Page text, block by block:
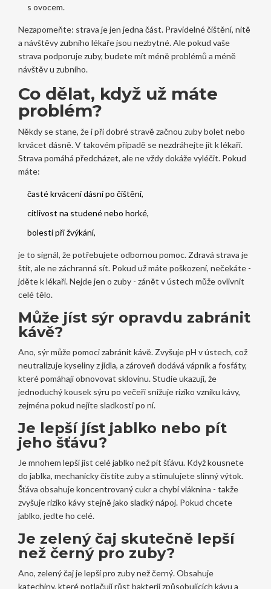
s ovocem.
Nezapomeňte: strava je jen jedna část. Pravidelné čištění, nitě
a návštěvy zubního lékaře jsou nezbytné. Ale pokud vaše
strava podporuje zuby, budete mít méně problémů a méně
návštěv u zubního.
Co dělat, když už máte
problém?
Někdy se stane, že i při dobré stravě začnou zuby bolet nebo
krvácet dásně. V takovém případě se nezdráhejte jít k lékaři.
Strava pomáhá předcházet, ale ne vždy dokáže vyléčit. Pokud
máte:
časté krvácení dásní po čištění,
citlivost na studené nebo horké,
bolesti při žvýkání,
je to signál, že potřebujete odbornou pomoc. Zdravá strava je
štít, ale ne záchranná sít. Pokud už máte poškození, nečekáte -
jděte k lékaři. Nejde jen o zuby - zánět v ústech může ovlivnit
celé tělo.
Může jíst sýr opravdu zabránit
kávě?
Ano, sýr může pomoci zabránit kávě. Zvyšuje pH v ústech, což
neutralizuje kyseliny z jídla, a zároveň dodává vápník a fosfáty,
které pomáhají obnovovat sklovinu. Studie ukazují, že
jednoduchý kousek sýru po večeři snižuje riziko vzniku kávy,
zejména pokud nejíte sladkosti po ní.
Je lepší jíst jablko nebo pít
jeho šťávu?
Je mnohem lepší jíst celé jablko než pít šťávu. Když kousnete
do jablka, mechanicky čistíte zuby a stimulujete slinný výtok.
Šťáva obsahuje koncentrovaný cukr a chybí vláknina - takže
zvyšuje riziko kávy stejně jako sladký nápoj. Pokud chcete
jablko, jedte ho celé.
Je zelený čaj skutečně lepší
než černý pro zuby?
Ano, zelený čaj je lepší pro zuby než černý. Obsahuje
katechiny, které potlačují růst bakterií způsobujících kávu a